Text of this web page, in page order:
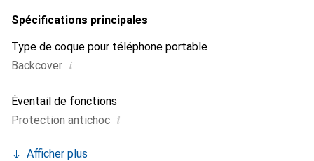
Spécifications principales
Type de coque pour téléphone portable
Backcover i
Éventail de fonctions
Protection antichoc i
Afficher plus